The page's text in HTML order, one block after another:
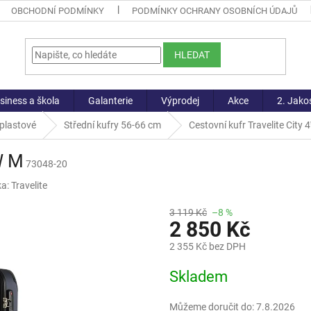
OBCHODNÍ PODMÍNKY PODMÍNKY OCHRANY OSOBNÍCH ÚDAJŮ
HLEDAT
a škola Galanterie Výprodej Akce 2.
Střední kufry 56-66 cm Cestovní kufr Travelite City
M 73048-20
Travelite
3 119 Kč –8 %
2 850 Kč
2 355 Kč bez DPH
cena:
Skladem
Můžeme doručit do:7.8.2026